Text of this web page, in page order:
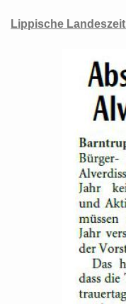
Lippische